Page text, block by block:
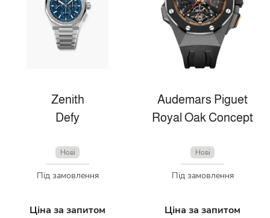
Zenith
Defy
Нові
Під замовлення
Ціна за запитом
Audemars Piguet
Royal Oak Concept
Нові
Під замовлення
Ціна за запитом